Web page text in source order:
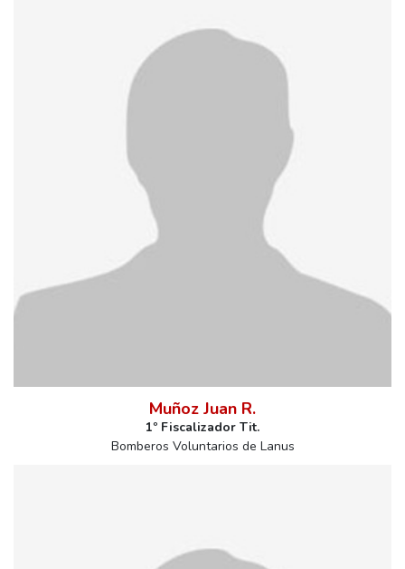
Muñoz Juan R.
1º Fiscalizador Tit.
Bomberos Voluntarios de Lanus